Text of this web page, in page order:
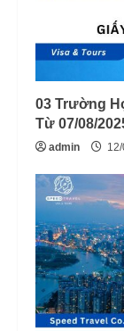
03 Trường
Từ 07/08/
admin